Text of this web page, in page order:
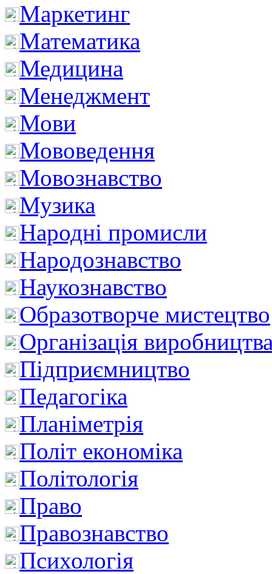
Маркетинг
Математика
Медицина
Менеджмент
Мови
Мововедення
Мовознавство
Музика
Народні промисли
Народознавство
Наукознавство
Образотворче мистецтво
Організація
Підприємництво
Педагогіка
Планіметрія
Політ економіка
Політологія
Право
Правознавство
Психологія